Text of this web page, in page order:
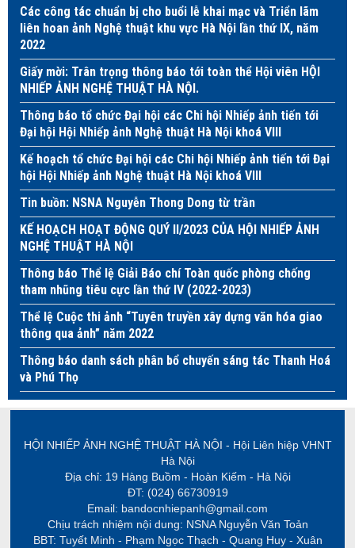
Các công tác chuẩn bị cho buổi lễ khai mạc và Triển lãm
liên hoan ảnh Nghệ thuật khu vực Hà Nội lần thứ IX, năm
2022
Giấy mời: Trân trọng thông báo tới toàn thể Hội viên HỘI
NHIẾP ẢNH NGHỆ THUẬT HÀ NỘI.
Thông báo tổ chức Đại hội các Chi hội Nhiếp ảnh tiến tới
Đại hội Hội Nhiếp ảnh Nghệ thuật Hà Nội khoá VIII
Kế hoạch tổ chức Đại hội các Chi hội Nhiếp ảnh tiến tới Đại
hội Hội Nhiếp ảnh Nghệ thuật Hà Nội khoá VIII
Tin buồn: NSNA Nguyễn Thong Dong từ trần
KẾ HOẠCH HOẠT ĐỘNG QUÝ II/2023 CỦA HỘI NHIẾP ẢNH
NGHỆ THUẬT HÀ NỘI
Thông báo Thể lệ Giải Báo chí Toàn quốc phòng chống
tham nhũng tiêu cực lần thứ IV (2022-2023)
Thể lệ Cuộc thi ảnh “Tuyên truyền xây dựng văn hóa giao
thông qua ảnh” năm 2022
Thông báo danh sách phân bổ chuyến sáng tác Thanh Hoá
và Phú Thọ
HỘI NHIẾP ẢNH NGHỆ THUẬT HÀ NỘI - Hội Liên hiệp VHNT
Hà Nội
Địa chỉ: 19 Hàng Buồm - Hoàn Kiếm - Hà Nội
ĐT: (024) 66730919
Email: bandocnhiepanh@gmail.com
Chịu trách nhiệm nội dung: NSNA Nguyễn Văn Toản
BBT: Tuyết Minh - Phạm Ngọc Thạch - Quang Huy - Xuân